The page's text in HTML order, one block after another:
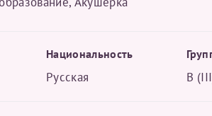
Национальность
Русская B
Отчество*
информацию о
Наши